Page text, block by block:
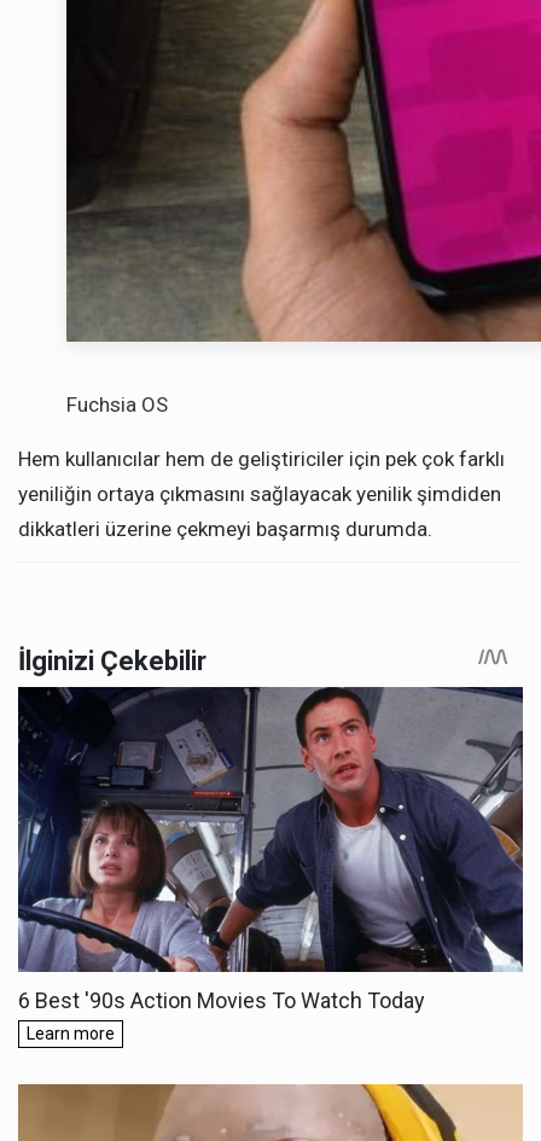
Fuchsia OS
Hem kullanıcılar hem de geliştiriciler için pek çok farklı
yeniliğin ortaya çıkmasını sağlayacak yenilik şimdiden
dikkatleri üzerine çekmeyi başarmış durumda.